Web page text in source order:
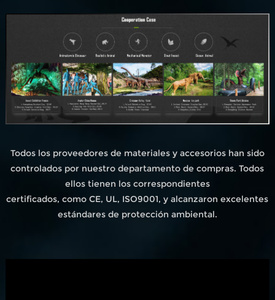
Todos los proveedores de materiales y accesorios han sido
controlados por nuestro departamento de compras. Todos
ellos tienen los correspondientes
certificados, como CE, UL, ISO9001, y alcanzaron excelentes
estándares de protección ambiental.